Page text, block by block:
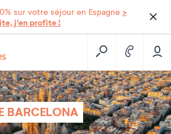
sur votre séjour en Espagne >
j'en profite !
BARCELONA